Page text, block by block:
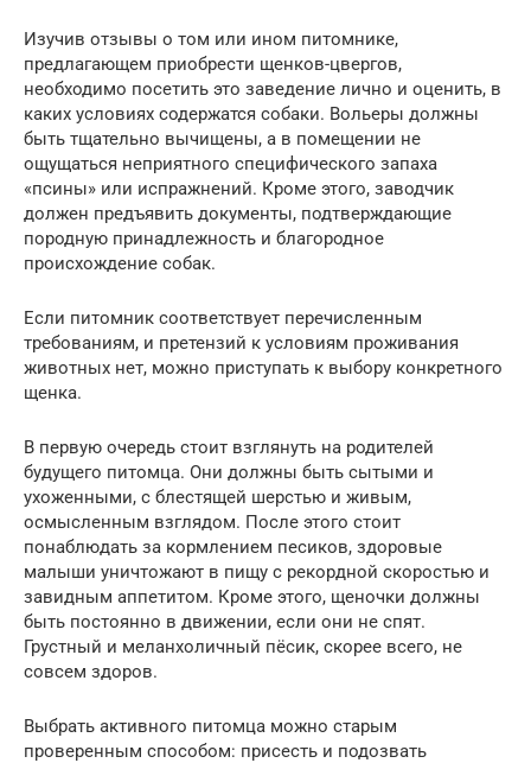
Изучив отзывы о том или ином питомнике,
предлагающем приобрести щенков-цвергов,
необходимо посетить это заведение лично и оценить, в
каких условиях содержатся собаки. Вольеры должны
быть тщательно вычищены, а в помещении не
ощущаться неприятного специфического запаха
«псины» или испражнений. Кроме этого, заводчик
должен предъявить документы, подтверждающие
породную принадлежность и благородное
происхождение собак.
Если питомник соответствует перечисленным
требованиям, и претензий к условиям проживания
животных нет, можно приступать к выбору конкретного
щенка.
В первую очередь стоит взглянуть на родителей
будущего питомца. Они должны быть сытыми и
ухоженными, с блестящей шерстью и живым,
осмысленным взглядом. После этого стоит
понаблюдать за кормлением песиков, здоровые
малыши уничтожают в пищу с рекордной скоростью и
завидным аппетитом. Кроме этого, щеночки должны
быть постоянно в движении, если они не спят.
Грустный и меланхоличный пёсик, скорее всего, не
совсем здоров.
Выбрать активного питомца можно старым
проверенным способом: присесть и подозвать